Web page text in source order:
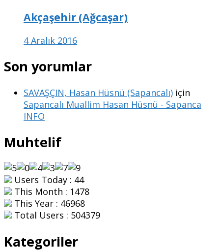
Akçaşehir (Ağcaşar)
4 Aralık 2016
Son yorumlar
SAVAŞÇIN, Hasan Hüsnü (Sapancalı) için
Sapancalı Muallim Hasan Hüsnü - Sapanca
INFO
Muhtelif
Users Today : 44
This Month : 1478
This Year : 46968
Total Users : 504379
Kategoriler